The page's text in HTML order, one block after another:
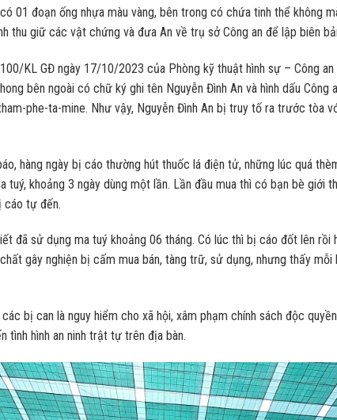
01 đoạn ống nhựa màu vàng, bên trong có chứa tinh thể không
thu giữ các vật chứng và đưa An về trụ sở Công an để lập biên
KL GĐ ngày 17/10/2023 của Phòng kỹ thuật hình sự – Công
bên ngoài có chữ ký ghi tên Nguyễn Đình An và hình dấu Công
phe-ta-mine. Như vậy, Nguyễn Đình An bị truy tố ra trước tòa
hàng ngày bị cáo thường hút thuốc lá điện tử, những lúc quá
tuý, khoảng 3 ngày dùng một lần. Lần đầu mua thì có bạn bè giới
cáo tự đến.
đã sử dụng ma tuý khoảng 06 tháng. Có lúc thì bị cáo đốt lên rồi
gây nghiện bị cấm mua bán, tàng trữ, sử dụng, nhưng thấy mỗi
các bị can là nguy hiểm cho xã hội, xâm phạm chính sách độc
tình hình an ninh trật tự trên địa bàn.